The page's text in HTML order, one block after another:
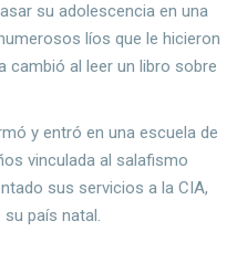
su adolescencia en una
líos que le hicieron
cambió al leer un libro sobre
y entró en una escuela de
vinculada al salafismo
sus servicios a la CIA,
país natal.